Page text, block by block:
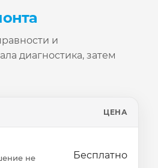
и
диагностика, затем
ЦЕНА
не
Бесплатно